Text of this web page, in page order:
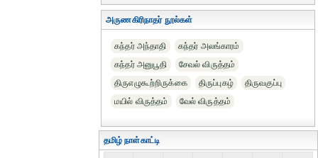
அருணகிரிநாதர் நூல்கள்
கந்தர் அந்தாதி
கந்தர் அலங்காரம்
கந்தர் அனுபூதி
சேவல் விருத்தம்
திருஎழுகூற்றிருக்கை
திருப்புகழ்
திருவகுப்பு
மயில் விருத்தம்
வேல் விருத்தம்
தமிழ் நாள்காட்டி